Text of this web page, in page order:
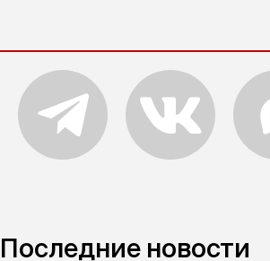
Последние новости